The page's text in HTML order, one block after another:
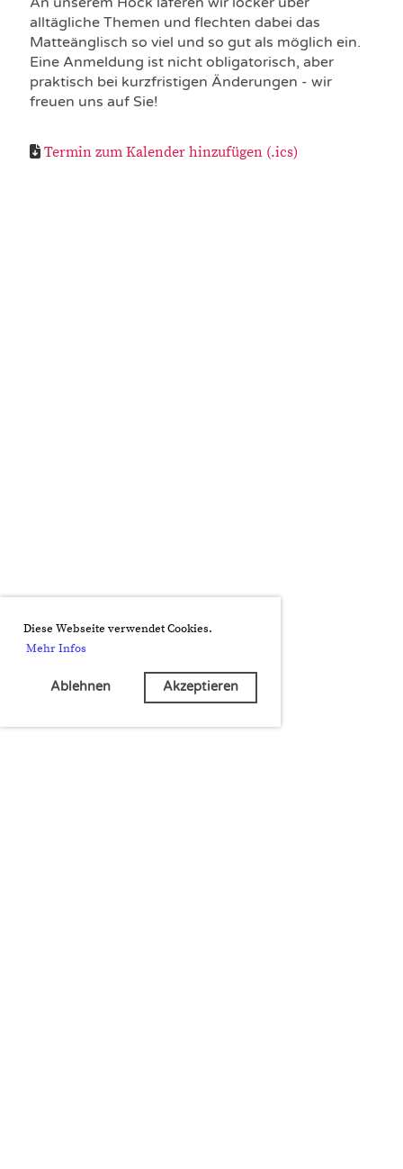
Diese Webseite verwendet Cookies.
Mehr Infos
Ablehnen Akzeptieren
alltägliche Themen und flechten dabei das
Matteänglisch so viel und so gut als möglich ein.
Eine Anmeldung ist nicht obligatorisch, aber
praktisch bei kurzfristigen Änderungen - wir
freuen uns auf Sie!
Termin zum Kalender hinzufügen (.ics)